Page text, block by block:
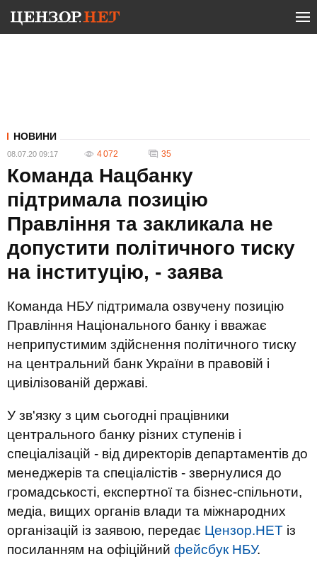
НОВИНИ
08.07.20 09:17 4 072 35
Команда Нацбанку
підтримала позицію
Правління та закликала не
допустити політичного тиску
на інституцію, - заява
Команда НБУ підтримала озвучену позицію
Правління Національного банку і вважає
неприпустимим здійснення політичного тиску
на центральний банк України в правовій і
цивілізованій державі.
У зв'язку з цим сьогодні працівники
центрального банку різних ступенів і
спеціалізацій - від директорів департаментів до
менеджерів та спеціалістів - звернулися до
громадськості, експертної та бізнес-спільноти,
медіа, вищих органів влади та міжнародних
організацій із заявою, передає Цензор.НЕТ із
посиланням на офіційний фейсбук НБУ.